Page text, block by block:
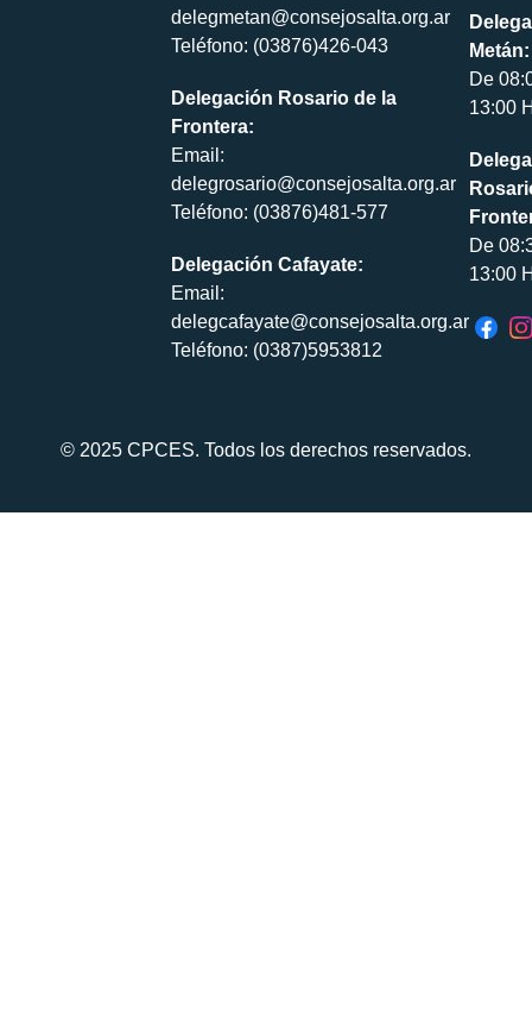
delegmetan@consejosalta.org.ar
Teléfono: (03876)426-043
Delegación Rosario de la
Frontera:
Email:
delegrosario@consejosalta.org.ar
Teléfono: (03876)481-577
Delegación Cafayate:
Email:
delegcafayate@consejosalta.org.ar
Teléfono: (0387)5953812
Metán:
De
13:00
De
13:00
© 2025 CPCES. Todos los derechos reservados.